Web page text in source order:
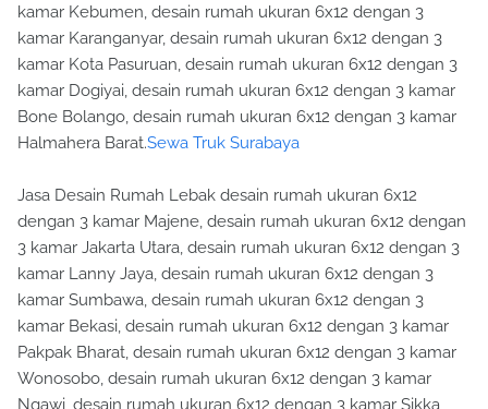
kamar Kebumen, desain rumah ukuran 6x12 dengan 3
kamar Karanganyar, desain rumah ukuran 6x12 dengan 3
kamar Kota Pasuruan, desain rumah ukuran 6x12 dengan 3
kamar Dogiyai, desain rumah ukuran 6x12 dengan 3 kamar
Bone Bolango, desain rumah ukuran 6x12 dengan 3 kamar
Halmahera Barat.Sewa Truk Surabaya
Jasa Desain Rumah Lebak desain rumah ukuran 6x12
dengan 3 kamar Majene, desain rumah ukuran 6x12 dengan
3 kamar Jakarta Utara, desain rumah ukuran 6x12 dengan 3
kamar Lanny Jaya, desain rumah ukuran 6x12 dengan 3
kamar Sumbawa, desain rumah ukuran 6x12 dengan 3
kamar Bekasi, desain rumah ukuran 6x12 dengan 3 kamar
Pakpak Bharat, desain rumah ukuran 6x12 dengan 3 kamar
Wonosobo, desain rumah ukuran 6x12 dengan 3 kamar
Ngawi, desain rumah ukuran 6x12 dengan 3 kamar Sikka,